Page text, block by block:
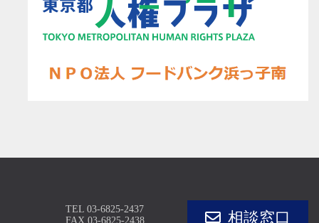
TEL 03-6825-2437
FAX 03-6825-2438
相談窓口